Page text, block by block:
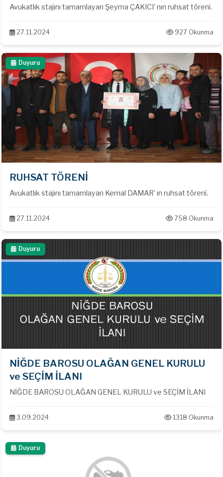
Avukatlık stajını tamamlayan Şeyma ÇAKICI' nın ruhsat töreni.
27.11.2024 927 Okunma
Duyuru
RUHSAT TÖRENİ
Avukatlık stajını tamamlayan Kemal DAMAR' ın ruhsat töreni.
27.11.2024 758 Okunma
Duyuru
NİĞDE BAROSU OLAĞAN GENEL KURULU
ve SEÇİM İLANI
NİĞDE BAROSU OLAĞAN GENEL KURULU ve SEÇİM İLANI
3.09.2024 1318 Okunma
Duyuru